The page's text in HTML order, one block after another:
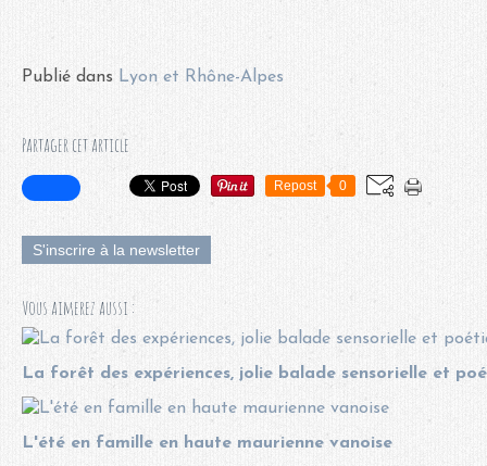
Publié dans Lyon et Rhône-Alpes
Partager cet article
Repost 0
S'inscrire à la newsletter
Vous aimerez aussi :
La forêt des expériences, jolie balade sensorielle et
L'été en famille en haute maurienne vanoise